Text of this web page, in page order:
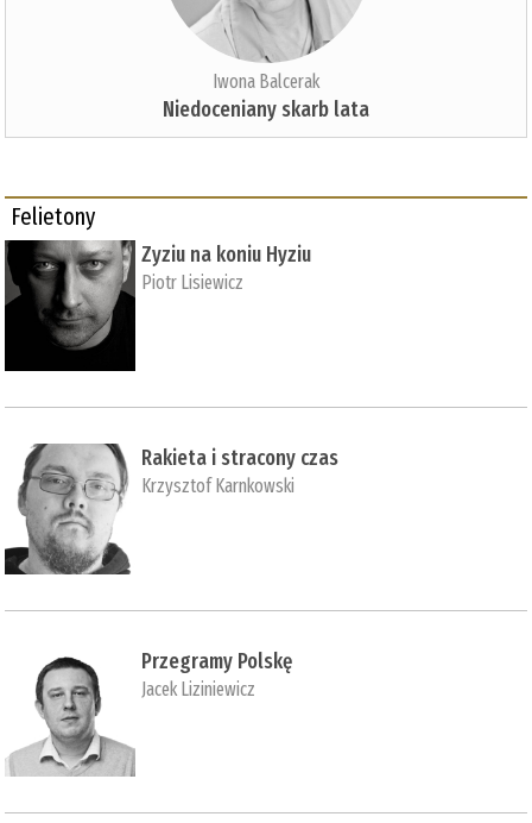
Iwona Balcerak
Niedoceniany skarb lata
Felietony
Zyziu na koniu Hyziu
Piotr Lisiewicz
Rakieta i stracony czas
Krzysztof Karnkowski
Przegramy Polskę
Jacek Liziniewicz